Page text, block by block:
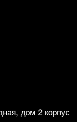
дом 2 корпус